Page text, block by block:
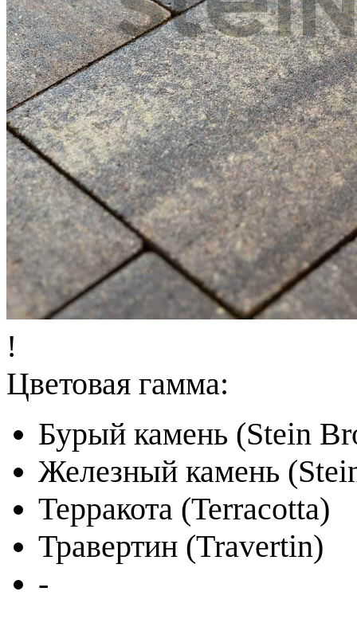
!
Цветовая гамма:
Бурый камень (Stein
Железный камень
Терракота (Terracotta)
Травертин (Travertin)
-